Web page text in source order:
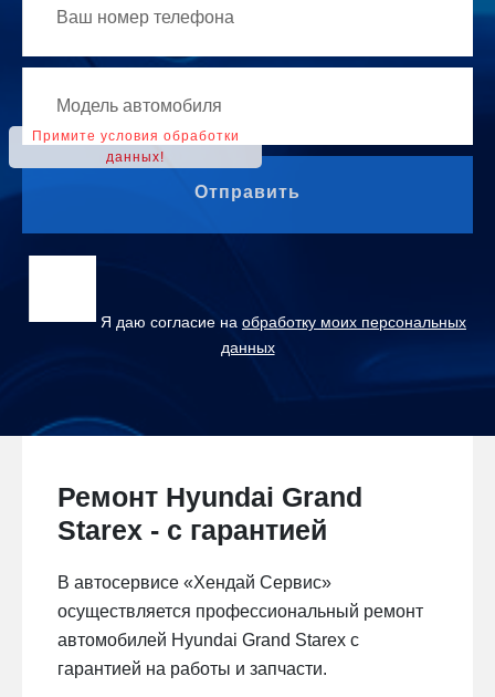
Отправить
Я даю согласие на обработку моих персональных
данных
Ремонт Hyundai Grand
Starex - с гарантией
В автосервисе «Хендай Сервис»
осуществляется профессиональный ремонт
автомобилей Hyundai Grand Starex с
гарантией на работы и запчасти.